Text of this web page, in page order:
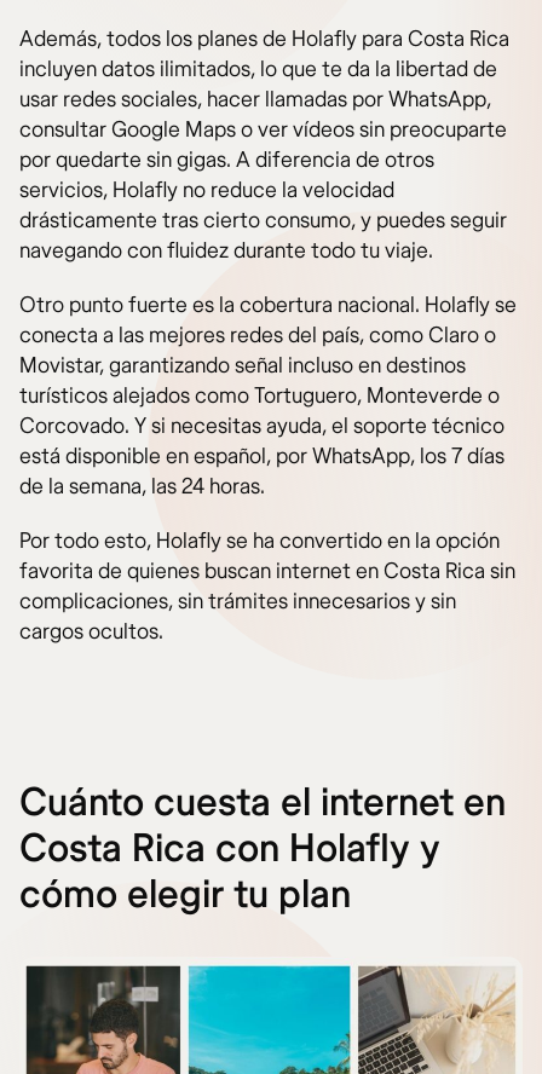
Además, todos los planes de Holafly para Costa Rica
incluyen datos ilimitados, lo que te da la libertad de
usar redes sociales, hacer llamadas por WhatsApp,
consultar Google Maps o ver vídeos sin preocuparte
por quedarte sin gigas. A diferencia de otros
servicios, Holafly no reduce la velocidad
drásticamente tras cierto consumo, y puedes seguir
navegando con fluidez durante todo tu viaje.
Otro punto fuerte es la cobertura nacional. Holafly se
conecta a las mejores redes del país, como Claro o
Movistar, garantizando señal incluso en destinos
turísticos alejados como Tortuguero, Monteverde o
Corcovado. Y si necesitas ayuda, el soporte técnico
está disponible en español, por WhatsApp, los 7 días
de la semana, las 24 horas.
Por todo esto, Holafly se ha convertido en la opción
favorita de quienes buscan internet en Costa Rica sin
complicaciones, sin trámites innecesarios y sin
cargos ocultos.
Cuánto cuesta el internet en
Costa Rica con Holafly y
cómo elegir tu plan